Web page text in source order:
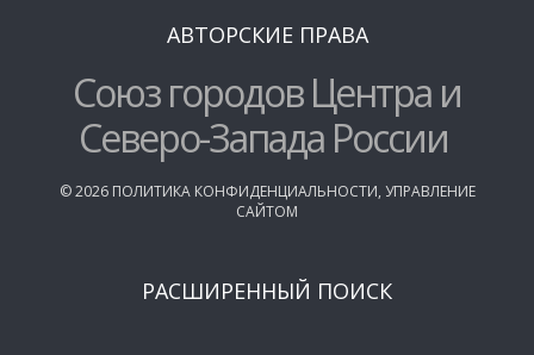
АВТОРСКИЕ ПРАВА
Союз городов Центра и
Северо-Запада России
©2026 ПОЛИТИКА КОНФИДЕНЦИАЛЬНОСТИ, УПРАВЛЕНИЕ
САЙТОМ
РАСШИРЕННЫЙ ПОИСК